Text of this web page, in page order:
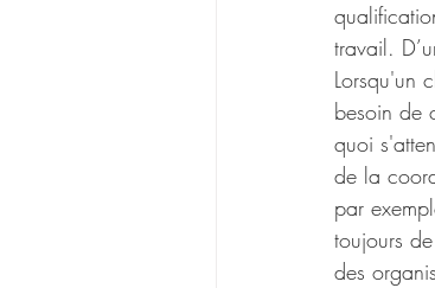
travail.
Lorsqu'un
besoin de
quoi
de la
par
toujours
des